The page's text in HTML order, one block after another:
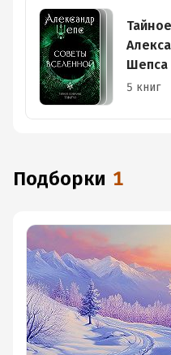
Шепса
5 книг
Подборки 1